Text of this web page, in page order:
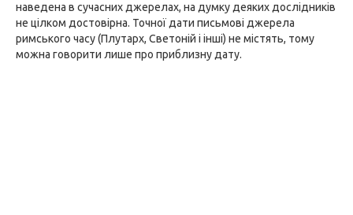
наведена в сучасних джерелах, на думку деяких дослідників
не цілком достовірна. Точної дати письмові джерела
римського часу (Плутарх, Светоній і інші) не містять, тому
можна говорити лише про приблизну дату.